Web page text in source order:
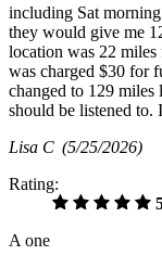
including Sat
they would give me
location was 22
was charged $30 for
changed to 129
should be listened
Lisa C (5/25/2026)
Rating:
A one